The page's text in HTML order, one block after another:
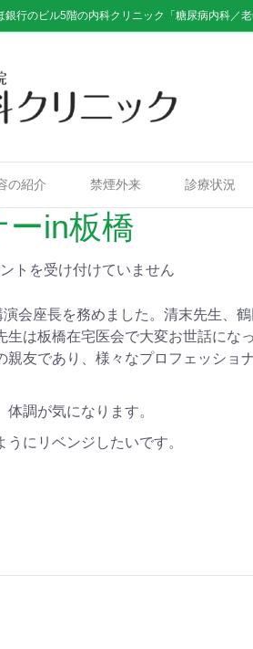
銀行のビル5階の内科クリニック「糖尿病内科／
の紹介 禁煙外来 診療状況
in板橋
トを受け付けていません
会座長を務めました。清末先生、
は板橋在宅医会で大変お世話にな
友であり、様々なプロフェッショ
調が気になります。
にリベンジしたいです。